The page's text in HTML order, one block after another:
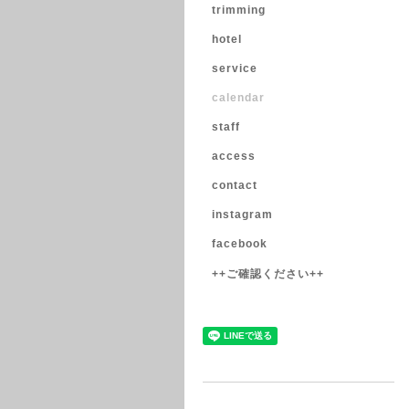
trimming
hotel
service
calendar
staff
access
contact
instagram
facebook
++ご確認ください++